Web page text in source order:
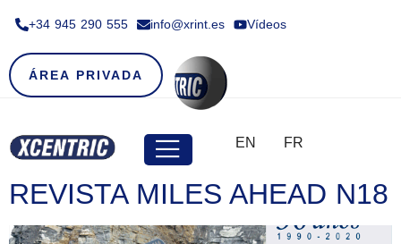
+34 945 290 555​ info@xrint.es Vídeos
ÁREA PRIVADA
EN FR
REVISTA MILES AHEAD N18